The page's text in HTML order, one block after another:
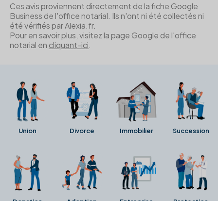
Ces avis proviennent directement de la fiche Google
Business de l'office notarial. Ils n'ont ni été collectés ni
été vérifiés par Alexia.fr.
Pour en savoir plus, visitez la page Google de l'office
notarial en cliquant-ici.
Union Divorce Immobilier Succession